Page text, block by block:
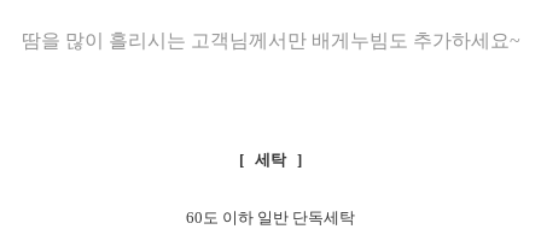
땀을 많이 흘리시는 고객님께서만 배게누빔도 추가하세요~
[ 세탁 ]
60도 이하 일반 단독세탁